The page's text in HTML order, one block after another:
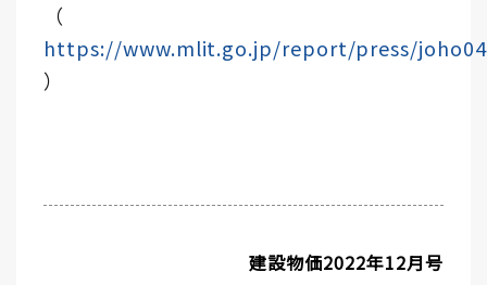
（
https://www.mlit.go.jp/report/press/
）
建設物価2022年12月号